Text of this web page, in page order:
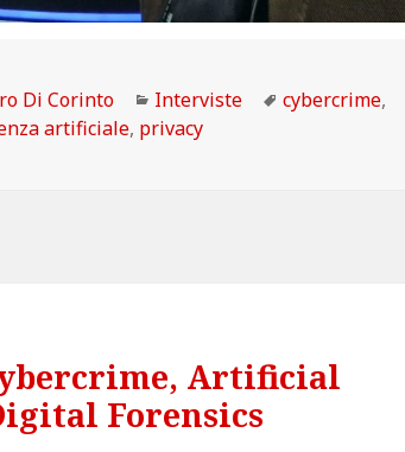
Di Corinto Categorie
Interviste Tag
cybercrime,
artificiale, privacy
Artificial
Forensics